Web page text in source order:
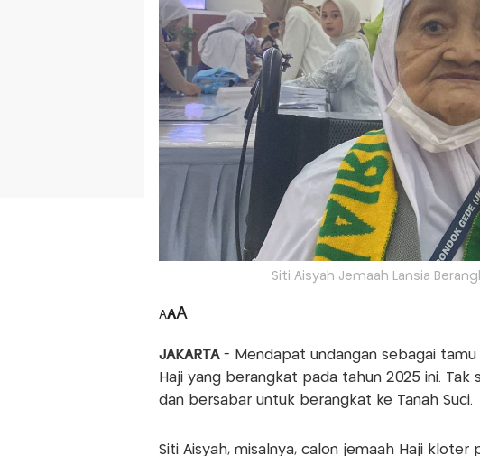
Siti Aisyah Jemaah Lansia
AAA
JAKARTA- Mendapat undangan sebagai tamu
Haji yang berangkat pada tahun 2025 ini.
dan bersabar untuk berangkat ke Tanah Suci.
Siti Aisyah, misalnya, calon jemaah Haji kloter